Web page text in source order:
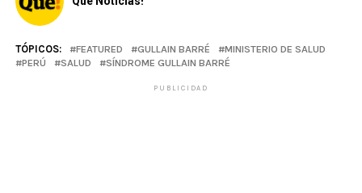
TÓPICOS: FEATURED GULLAIN BARRÉ
MINISTERIO DE SALUD
PERÚ
SALUD SÍNDROME GULLAIN BARRÉ
PUBLICIDAD